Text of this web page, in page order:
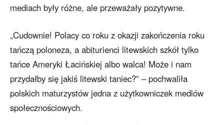
mediach były różne, ale przeważały pozytywne.
„Cudownie! Polacy co roku z okazji zakończenia roku
tańczą poloneza, a abiturienci litewskich szkół tylko
tańce Ameryki Łacińskiej albo walca! Może i nam
przydałby się jakiś litewski taniec?” – pochwaliła
polskich maturzystów jedna z użytkowniczek mediów
społecznościowych.